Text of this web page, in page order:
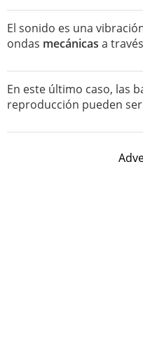
El sonido es una
ondas mecánicas a
En este último caso, las
reproducción pueden